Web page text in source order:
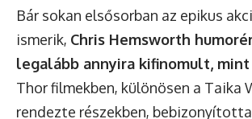
Bár sokan elsősorban az epikus
ismerik, Chris Hemsworth
legalább annyira kifinomult, mint
Thor filmekben, különösen a Taika
rendezte részekben,